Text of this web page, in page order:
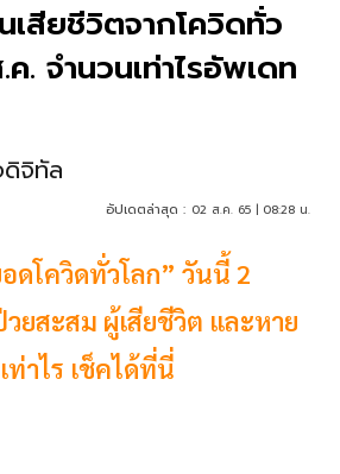
สียชีวิตจากโควิดทั่ว
. จำนวนเท่าไรอัพเดท
ดิจิทัล
อัปเดตล่าสุด : 02 ส.ค. 65 | 08:28 น.
ดโควิดทั่วโลก” วันนี้ 2
ยสะสม ผู้เสียชีวิต และหาย
าไร เช็คได้ที่นี่